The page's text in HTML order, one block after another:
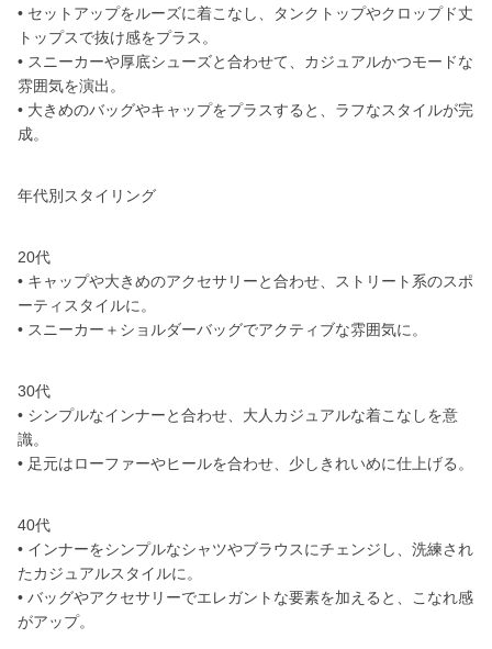
• セットアップをルーズに着こなし、タンクトップやクロップド丈
トップスで抜け感をプラス。
• スニーカーや厚底シューズと合わせて、カジュアルかつモードな
雰囲気を演出。
• 大きめのバッグやキャップをプラスすると、ラフなスタイルが完
成。
年代別スタイリング
20代
• キャップや大きめのアクセサリーと合わせ、ストリート系のスポ
ーティスタイルに。
• スニーカー＋ショルダーバッグでアクティブな雰囲気に。
30代
• シンプルなインナーと合わせ、大人カジュアルな着こなしを意
識。
• 足元はローファーやヒールを合わせ、少しきれいめに仕上げる。
40代
• インナーをシンプルなシャツやブラウスにチェンジし、洗練され
たカジュアルスタイルに。
• バッグやアクセサリーでエレガントな要素を加えると、こなれ感
がアップ。